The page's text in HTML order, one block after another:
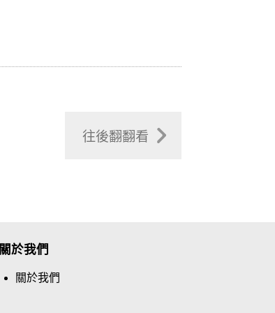
往後翻翻看
關於我們
關於我們